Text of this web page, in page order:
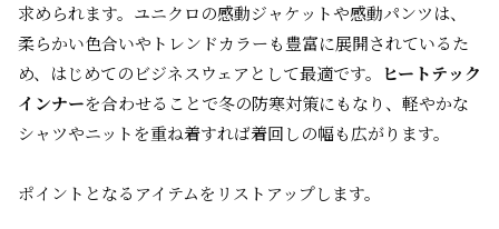
求められます。ユニクロの感動ジャケットや感動パンツは、
柔らかい色合いやトレンドカラーも豊富に展開されているた
め、はじめてのビジネスウェアとして最適です。 ヒートテック
インナーを合わせることで冬の防寒対策にもなり、軽やかな
シャツやニットを重ね着すれば着回しの幅も広がります。
ポイントとなるアイテムをリストアップします。